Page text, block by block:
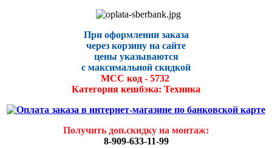
При оформлении заказа
через корзину на сайте
цены указываются
с максимальной скидкой
МСС код - 5732
Категория кешбэка: Техника
Получить доп.скидку на монтаж:
8-909-633-11-99